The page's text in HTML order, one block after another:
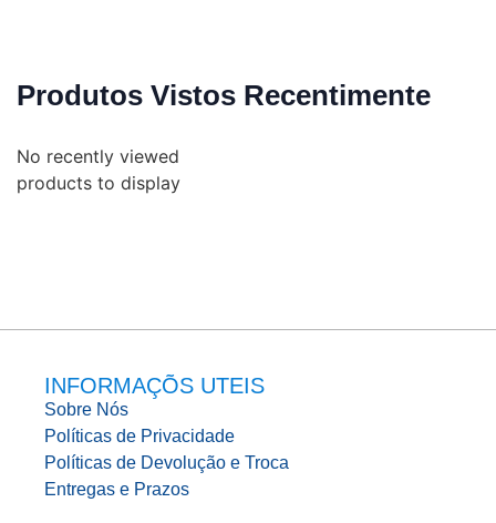
Produtos Vistos Recentimente
No recently viewed
products to display
INFORMAÇÕS UTEIS
Sobre Nós
Políticas de Privacidade
Políticas de Devolução e Troca
Entregas e Prazos